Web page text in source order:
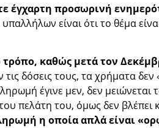
έγχαρτη προσωρινή
είναι ότι το θέμα
καθώς μετά τον
δόσεις τους, τα χρήματα δεν
έγινε μεν, δεν
πελάτη του, όμως δεν
η οποία απλά είναι